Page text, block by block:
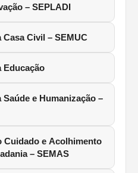
– SEPLADI
Civil – SEMUC
Educação
e Humanização –
Cuidado e Acolhimento
– SEMAS